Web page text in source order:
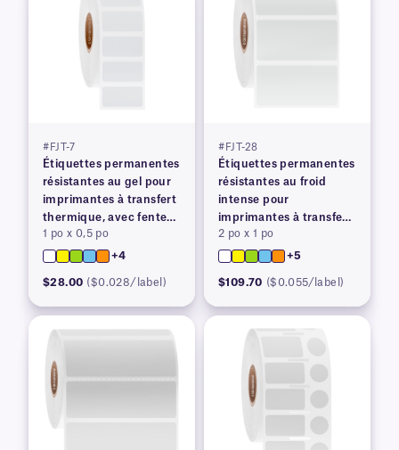
#FJT-7
Étiquettes permanentes
résistantes au gel pour
imprimantes à transfert
thermique, avec fente
arrière
1 po x 0,5 po
+4
$28.00 ($0.028/label)
#FJT-28
Étiquettes permanentes
résistantes au froid
intense pour
imprimantes à transfert
thermique
2 po x 1 po
+5
$109.70 ($0.055/label)